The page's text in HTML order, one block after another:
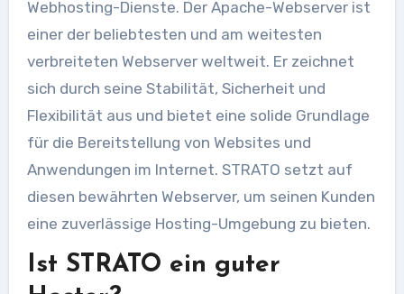
Webhosting-Dienste. Der Apache-Webserver ist
einer der beliebtesten und am weitesten
verbreiteten Webserver weltweit. Er zeichnet
sich durch seine Stabilität, Sicherheit und
Flexibilität aus und bietet eine solide Grundlage
für die Bereitstellung von Websites und
Anwendungen im Internet. STRATO setzt auf
diesen bewährten Webserver, um seinen Kunden
eine zuverlässige Hosting-Umgebung zu bieten.
Ist STRATO ein guter